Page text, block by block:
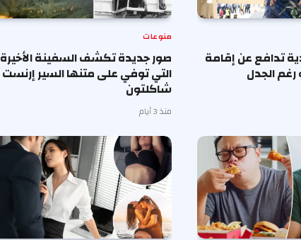
تدافع عن إقامة
رغم الجدل
منوعات
صور جديدة تكشف السفينة الأخيرة
التي توفي على متنها السير إرنست
شاكلتون
منذ 3 أيام